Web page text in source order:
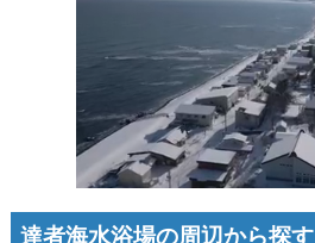
達者海水浴場の周辺から探す